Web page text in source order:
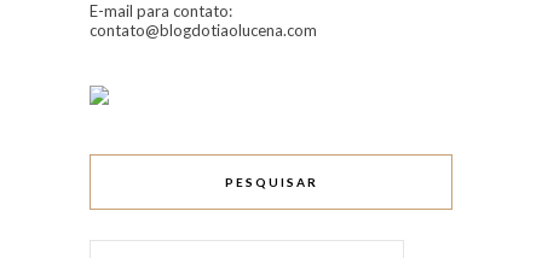
E-mail para contato:
contato@blogdotiaolucena.com
PESQUISAR